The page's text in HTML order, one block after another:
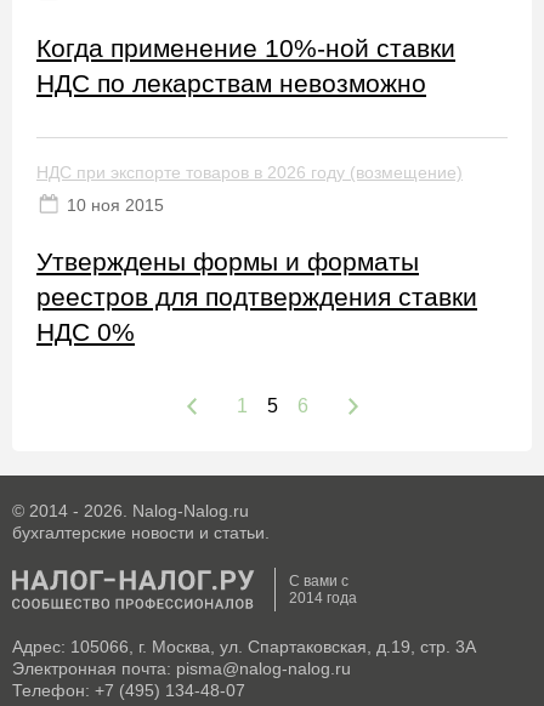
Когда применение 10%-ной ставки
НДС по лекарствам невозможно
НДС при экспорте товаров в 2026 году (возмещение)
10 ноя 2015
Утверждены формы и форматы
реестров для подтверждения ставки
НДС 0%
1 5 6
© 2014 - 2026. Nalog-Nalog.ru
бухгалтерские новости и статьи.
С вами с
2014 года
Адрес: 105066, г. Москва, ул. Спартаковская, д.19, стр. 3А
Электронная почта: pisma@nalog-nalog.ru
Телефон: +7 (495) 134-48-07